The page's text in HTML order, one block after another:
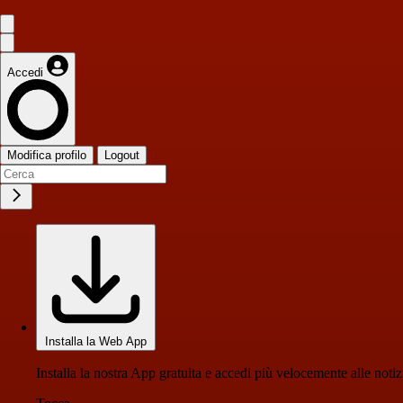
Accedi
Modifica profilo Logout
Installa la Web App
Installa la nostra App gratuita e accedi più velocemente alle